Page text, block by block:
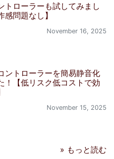
トローラーも試してみまし
感問題なし】
November 16, 2025
ントローラーを簡易静音化
！【低リスク低コストで効
November 15, 2025
» もっと読む